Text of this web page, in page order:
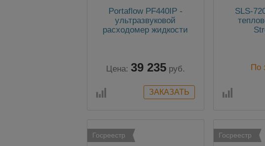
Portaflow PF440IP -
ультразвуковой
расходомер жидкости
Цена: 39 235 руб.
SLS-
По
Госреестр Госреестр